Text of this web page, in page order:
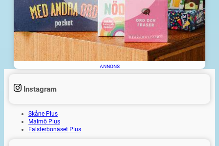
ANNONS
Instagram
Skåne Plus
Malmö Plus
Falsterbonäset Plus